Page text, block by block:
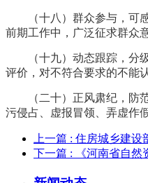
（十八）群众参与，
前期工作中，广泛征求群众
（十九）动态跟踪，
评价，对不符合要求的不能
（二十）正风肃纪，
污侵占、虚报冒领、弄虚作
上一篇 : 住房城乡建设
下一篇 : 《河南省自然